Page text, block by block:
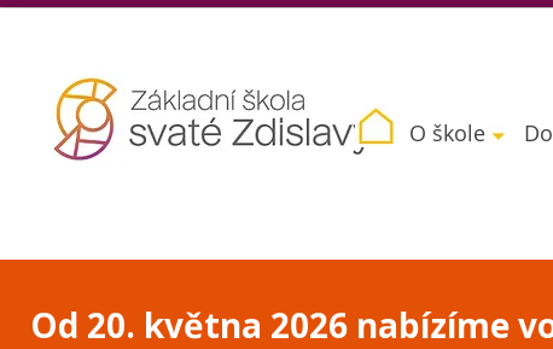
O škole
Od 20. května 2026 nabízíme